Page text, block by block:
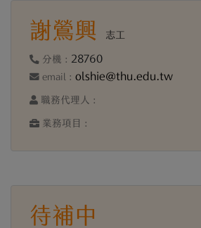
謝鶯興 志工
分機 : 28760
email :olshie@thu.edu.tw
職務代理人 :
業務項目 :
待補中